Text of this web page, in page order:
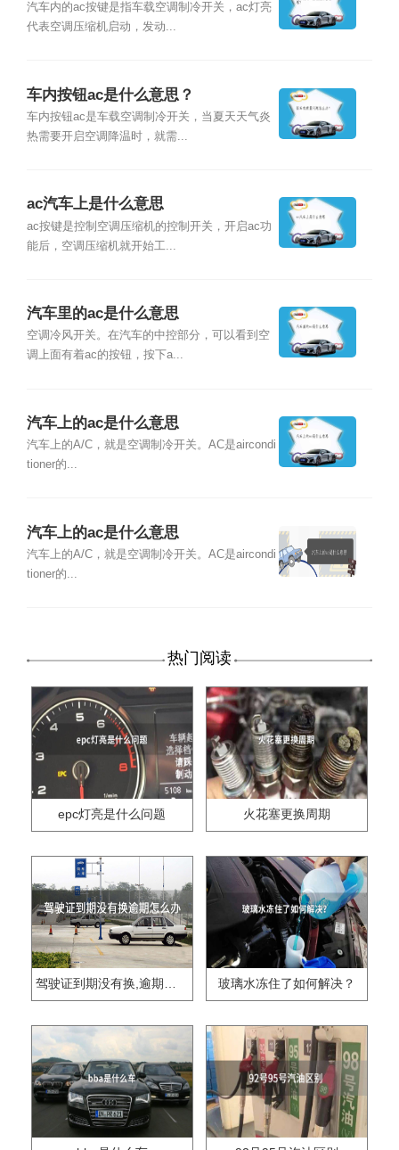
汽车内的ac按键是指车载空调制冷开关，ac灯亮
代表空调压缩机启动，发动...
车内按钮ac是什么意思？
车内按钮ac是车载空调制冷开关，当夏天天气炎
热需要开启空调降温时，就需...
ac汽车上是什么意思
ac按键是控制空调压缩机的控制开关，开启ac功
能后，空调压缩机就开始工...
汽车里的ac是什么意思
空调冷风开关。在汽车的中控部分，可以看到空
调上面有着ac的按钮，按下a...
汽车上的ac是什么意思
汽车上的A/C，就是空调制冷开关。AC是aircondi
tioner的...
汽车上的ac是什么意思
汽车上的A/C，就是空调制冷开关。AC是aircondi
tioner的...
热门阅读
epc灯亮是什么问题 火花塞更换周期
驾驶证到期没有换,逾期怎么办?? 玻璃水冻住了如何解决？